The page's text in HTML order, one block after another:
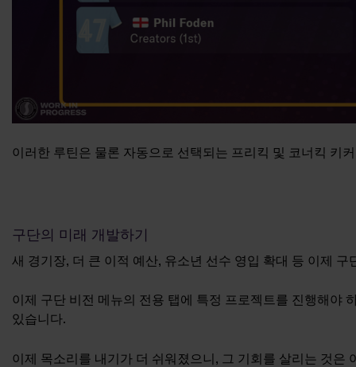
이러한 루틴은 물론 자동으로 선택되는 프리킥 및 코너킥 키
구단의 미래 개발하기
새 경기장, 더 큰 이적 예산, 유소년 선수 영입 확대 등 이제
이제 구단 비전 메뉴의 전용 탭에 특정 프로젝트를 진행해야
있습니다.
이제 목소리를 내기가 더 쉬워졌으니, 그 기회를 살리는 것은